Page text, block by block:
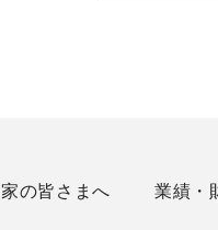
の皆さまへ 業績・